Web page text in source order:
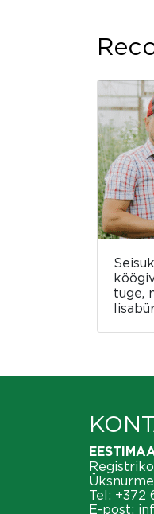
tuge,
Tel: +372
E-post: